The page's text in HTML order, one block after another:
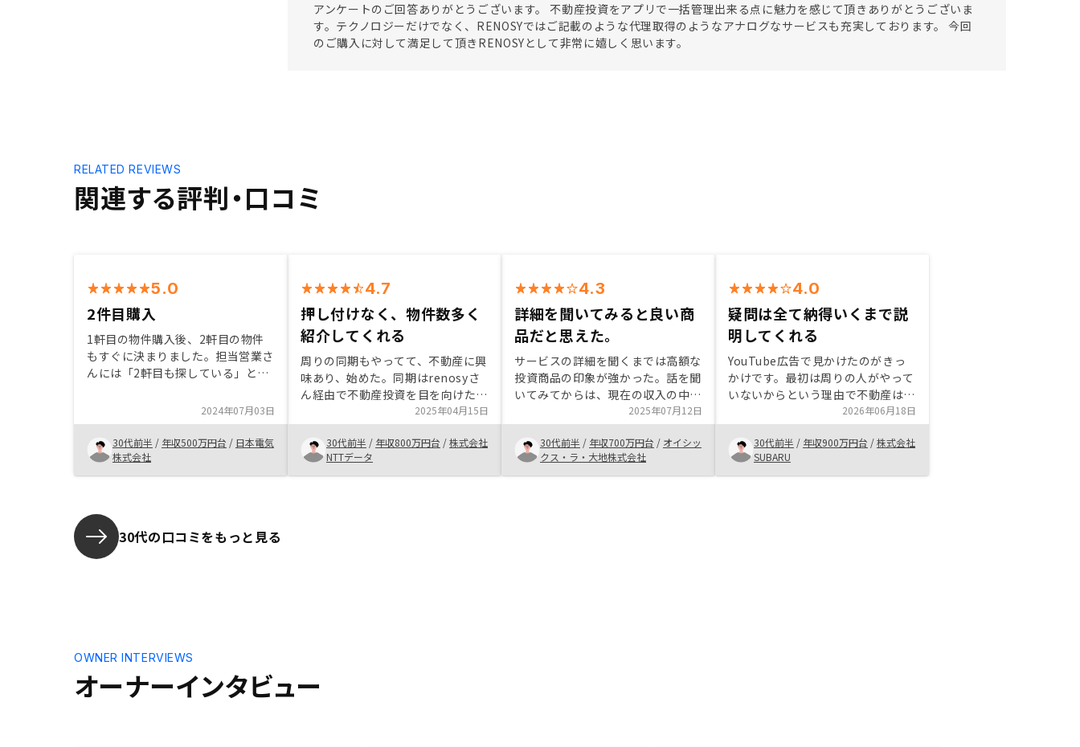
アンケートのご回答ありがとうございます。 不動産投資をアプリで一括管理出来る点に魅力を感じて頂きありがとうございま
す。テクノロジーだけでなく、RENOSYではご記載のような代理取得のようなアナログなサービスも充実しております。 今回
のご購入に対して満足して頂きRENOSYとして非常に嬉しく思います。
関連する評判・口コミ
RELATED REVIEWS
5.0
2件目購入
1軒目の物件購入後、2軒目の物件
もすぐに決まりました。担当営業さ
んには「2軒目も探している」と伝
件を迅速に見つけていただき、本当
に助かりました。質問にもすぐに回
答していただき、安心して任せられ
ました。 今回利用した不動産会社
は、他の会社と比べて圧倒的な市場
ップクラスの勢いのある会社です。
規模が大きいという強みを生かし
て、売買から管理まで全て社内で完
て、投資先としてもおすすめです。
2024年07月03日
30代前半 / 年収500万円台 / 日本電気
株式会社
4.7
押し付けなく、物件数多く
紹介してくれる
周りの同期もやってて、不動産に興
味あり、始めた。同期はrenosyさ
ん経由で不動産投資を目を向けた
(ただ、購入まではいけなかった) 自
分も彼のお誘いで、renosyさんと
複数回相談し、物件を数多く紹介し
てもらいました。
2025年04月15日
30代前半 / 年収800万円台 /株式会社
NTTデータ
4.3
詳細を聞いてみると良い商
品だと思えた。
サービスの詳細を聞くまでは高額な
投資商品の印象が強かった。話を聞
いてみてからは、現在の収入の中で
資産運用できることや、長期でなく
てもそれなりのリターンが見込める
ことがわかり、メリットを感じた。
手続きは複雑だったが、都度営業担
当の方が丁寧にフォローを入れてく
2025年07月12日
30代前半 / 年収700万円台 / オイシッ
クス・ラ・大地株式会社
4.0
疑問は全て納得いくまで説
明してくれる
YouTube広告で見かけたのがきっ
かけです。最初は周りの人がやって
いないからという理由で不動産は危
険というイメージが先行していた。
話を聞いていくと悪い会社でも無さ
そうというのと、お客様から社員に
なる人も数多くいるという会社の魅
力も伝わってきました。不動産AIの
2026年06月18日
30代前半 / 年収900万円台 /株式会社
SUBARU
30代の口コミをもっと見る
オーナーインタビュー
OWNER INTERVIEWS